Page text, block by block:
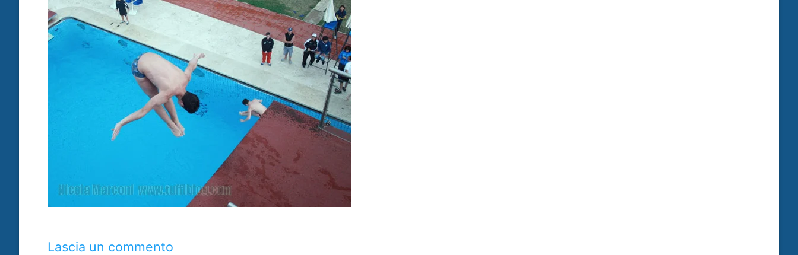
Lascia un commento